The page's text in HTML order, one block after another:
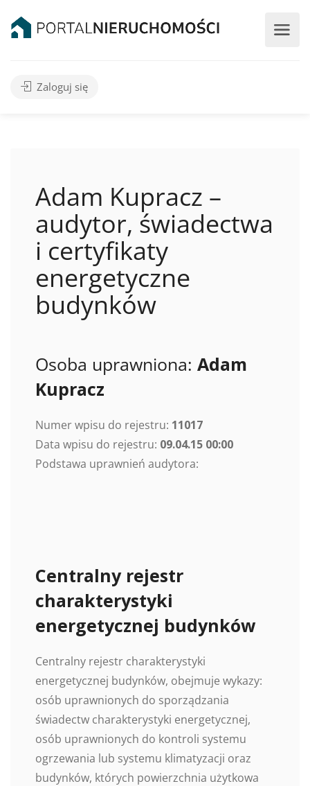
Zaloguj się
Adam Kupracz –
audytor, świadectwa
i certyfikaty
energetyczne
budynków
Osoba uprawniona: Adam
Kupracz
Numer wpisu do rejestru: 11017
Data wpisu do rejestru: 09.04.15 00:00
Podstawa uprawnień audytora:
Centralny rejestr
charakterystyki
energetycznej budynków
Centralny rejestr charakterystyki
energetycznej budynków, obejmuje wykazy:
osób uprawnionych do sporządzania
świadectw charakterystyki energetycznej,
osób uprawnionych do kontroli systemu
ogrzewania lub systemu klimatyzacji oraz
budynków, których powierzchnia użytkowa